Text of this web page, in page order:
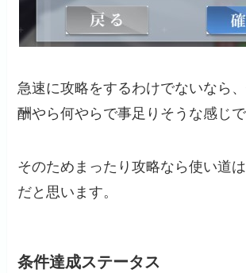
急速に攻略をするわけでないなら
酬やら何やらで事足りそうな感じで
そのためまったり攻略なら使い道
だと思います。
条件達成ステータス